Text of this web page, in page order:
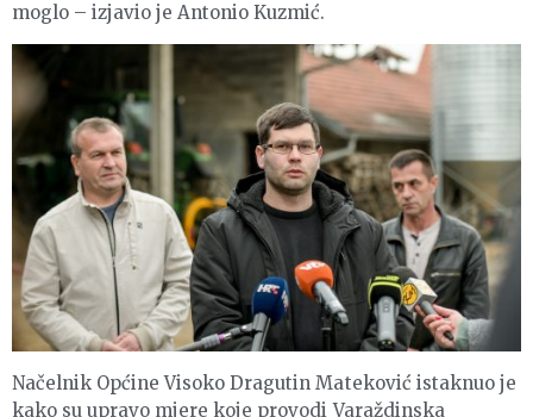
moglo – izjavio je Antonio Kuzmić.
Načelnik Općine Visoko Dragutin Mateković istaknuo je
kako su upravo mjere koje provodi Varaždinska